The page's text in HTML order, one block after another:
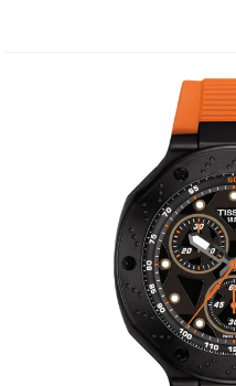
Tissot to jedna z najbardziej
zegarkowych na świecie, która
innowacyjność z wielowiekową
Założona w miejscowości Le
zegarmistrzostwa, marka od
niezawodność i elegancję. Dziś
jakości i ponadczasowego
Apart jest oficjalnym